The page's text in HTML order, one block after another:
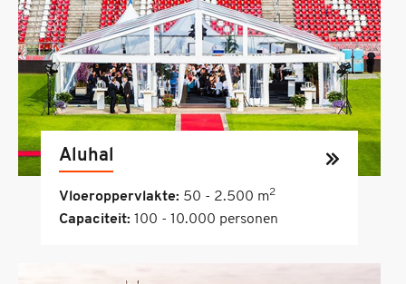
Aluhal
Vloeroppervlakte: 50 - 2.500 m2
Capaciteit: 100 - 10.000 personen